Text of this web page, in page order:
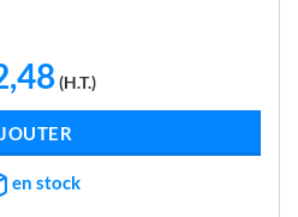
prix
actuel
est :
€392,48.
(H.T.)
AU PANIER
en stock